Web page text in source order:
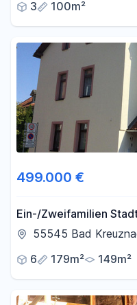
3
100m²
499.000 €
Ein-/Zweifamilien
kernsaniert, vielseitig
55545 Bad
6
179m² 149m²